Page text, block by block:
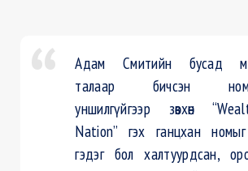
Адам Смитийн бусад
талаар бичсэн
уншилгүйгээр зөвхөн
Nation” гэх ганцхан
гэдэг бол халтуурдсан,